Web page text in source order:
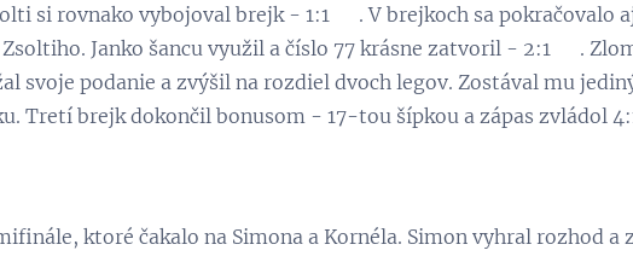
si rovnako vybojoval brejk - 1:1 💪. V brejkoch sa pokračovalo
Janko šancu využil a číslo 77 krásne zatvoril - 2:1 😉.
svoje podanie a zvýšil na rozdiel dvoch legov. Zostával mu
Tretí brejk dokončil bonusom - 17-tou šípkou a zápas zvládol
ktoré čakalo na Simona a Kornéla. Simon vyhral rozhod a